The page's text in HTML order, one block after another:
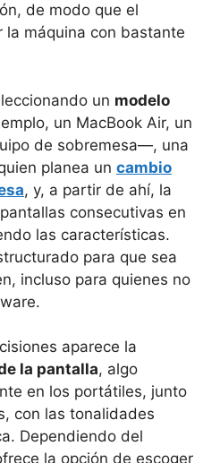
de modo que el
la máquina con bastante
un modelo
un MacBook Air, un
de sobremesa—, una
planea un cambio
, y, a partir de ahí, la
consecutivas en
las características.
para que sea
incluso para quienes no
aparece la
la pantalla, algo
en los portátiles, junto
con las tonalidades
Dependiendo del
la opción de escoger